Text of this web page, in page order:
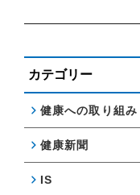
カテゴリー
健康への取り組み
健康新聞
IS